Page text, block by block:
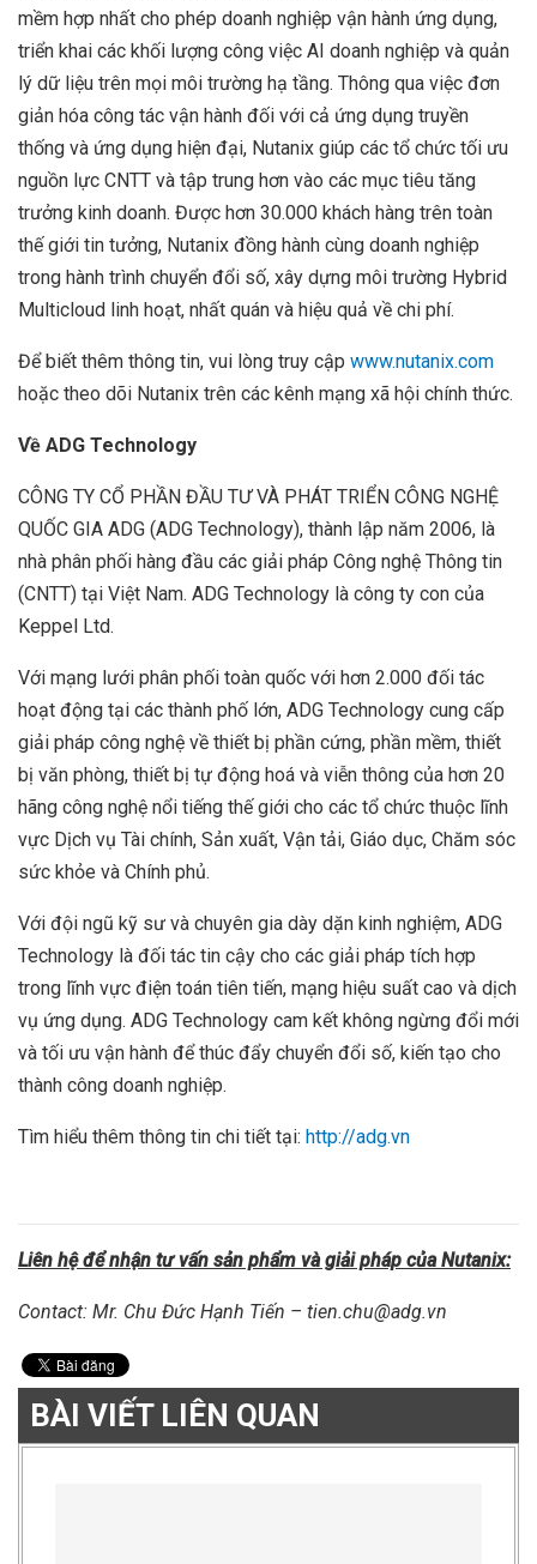
mềm hợp nhất cho phép doanh nghiệp vận hành ứng dụng,
triển khai các khối lượng công việc AI doanh nghiệp và quản
lý dữ liệu trên mọi môi trường hạ tầng. Thông qua việc đơn
giản hóa công tác vận hành đối với cả ứng dụng truyền
thống và ứng dụng hiện đại, Nutanix giúp các tổ chức tối ưu
nguồn lực CNTT và tập trung hơn vào các mục tiêu tăng
trưởng kinh doanh. Được hơn 30.000 khách hàng trên toàn
thế giới tin tưởng, Nutanix đồng hành cùng doanh nghiệp
trong hành trình chuyển đổi số, xây dựng môi trường Hybrid
Multicloud linh hoạt, nhất quán và hiệu quả về chi phí.
Để biết thêm thông tin, vui lòng truy cập www.nutanix.com
hoặc theo dõi Nutanix trên các kênh mạng xã hội chính thức.
Về ADG Technology
CÔNG TY CỔ PHẦN ĐẦU TƯ VÀ PHÁT TRIỂN CÔNG NGHỆ
QUỐC GIA ADG (ADG Technology), thành lập năm 2006, là
nhà phân phối hàng đầu các giải pháp Công nghệ Thông tin
(CNTT) tại Việt Nam. ADG Technology là công ty con của
Keppel Ltd.
Với mạng lưới phân phối toàn quốc với hơn 2.000 đối tác
hoạt động tại các thành phố lớn, ADG Technology cung cấp
giải pháp công nghệ về thiết bị phần cứng, phần mềm, thiết
bị văn phòng, thiết bị tự động hoá và viễn thông của hơn 20
hãng công nghệ nổi tiếng thế giới cho các tổ chức thuộc lĩnh
vực Dịch vụ Tài chính, Sản xuất, Vận tải, Giáo dục, Chăm sóc
sức khỏe và Chính phủ.
Với đội ngũ kỹ sư và chuyên gia dày dặn kinh nghiệm, ADG
Technology là đối tác tin cậy cho các giải pháp tích hợp
trong lĩnh vực điện toán tiên tiến, mạng hiệu suất cao và dịch
vụ ứng dụng. ADG Technology cam kết không ngừng đổi mới
và tối ưu vận hành để thúc đẩy chuyển đổi số, kiến tạo cho
thành công doanh nghiệp.
Tìm hiểu thêm thông tin chi tiết tại: http://adg.vn
Liên hệ để nhận tư vấn sản phẩm và giải pháp của Nutanix:
Contact: Mr. Chu Đức Hạnh Tiến – tien.chu@adg.vn
BÀI VIẾT LIÊN QUAN